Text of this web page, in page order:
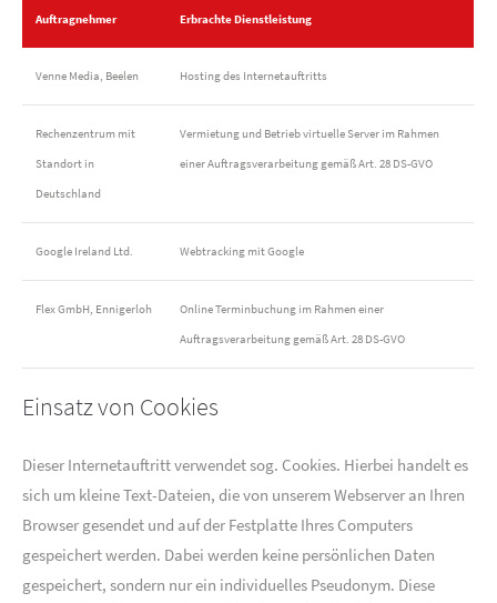
Auftragnehmer Erbrachte Dienstleistung
Venne Media, Beelen Hosting des Internetauftritts
Rechenzentrum mit
Standort in
Deutschland
Vermietung und Betrieb virtuelle Server im Rahmen
einer Auftragsverarbeitung gemäß Art. 28 DS-GVO
Google Ireland Ltd. Webtracking mit Google
Flex GmbH, Ennigerloh
Online Terminbuchung im Rahmen einer
Auftragsverarbeitung gemäß Art. 28 DS-GVO
Einsatz von Cookies
Dieser Internetauftritt verwendet sog. Cookies. Hierbei handelt es
sich um kleine Text-Dateien, die von unserem Webserver an Ihren
Browser gesendet und auf der Festplatte Ihres Computers
gespeichert werden. Dabei werden keine persönlichen Daten
gespeichert, sondern nur ein individuelles Pseudonym. Diese